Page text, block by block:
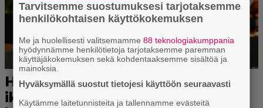
Tarvitsemme suostumuksesi tarjotaksemme
henkilökohtaisen käyttökokemuksen
Me ja huolellisesti valitsemamme88 teknologiakumppania
hyödynnämme henkilötietoja tarjotaksemme paremman
käyttäjäkokemuksen sekä kohdentaaksemme sisältöä ja
mainoksia.
Hyväksymällä suostut tietojesi käyttöön seuraavasti
Käytämme laitetunnisteita ja tallennamme evästeitä